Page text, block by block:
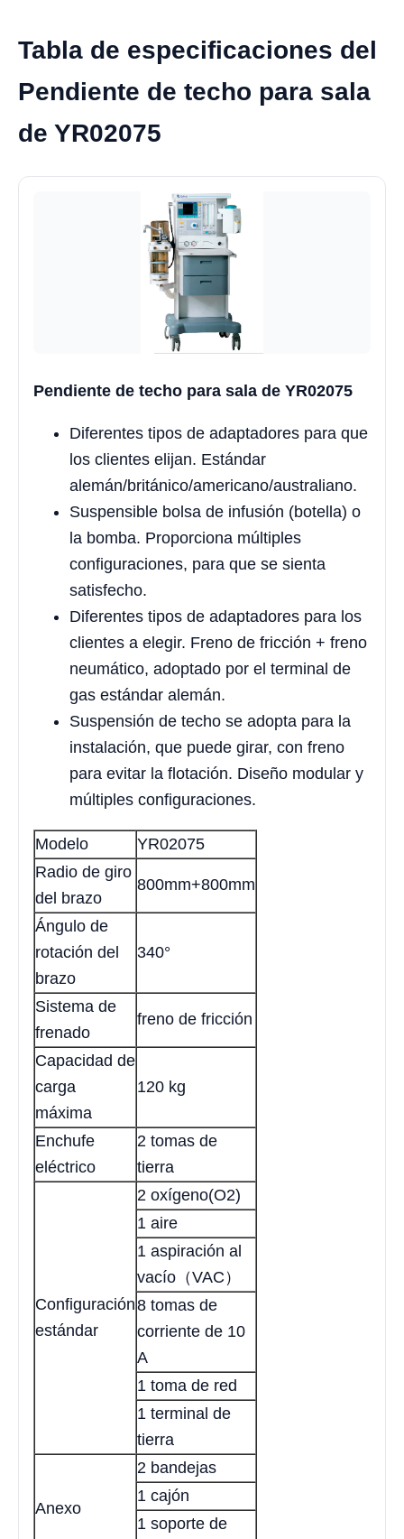
Tabla de especificaciones del
Pendiente de techo para sala
de YR02075
Pendiente de techo para sala de YR02075
Diferentes tipos de adaptadores para que
los clientes elijan. Estándar
alemán/británico/americano/australiano.
Suspensible bolsa de infusión (botella) o
la bomba. Proporciona múltiples
configuraciones, para que se sienta
satisfecho.
Diferentes tipos de adaptadores para los
clientes a elegir. Freno de fricción + freno
neumático, adoptado por el terminal de
gas estándar alemán.
Suspensión de techo se adopta para la
instalación, que puede girar, con freno
para evitar la flotación. Diseño modular y
múltiples configuraciones.
Modelo
YR02075
Radio de giro
del brazo
800mm+800mm
Ángulo de
rotación del
brazo
340°
Sistema de
frenado
freno de fricción
Capacidad de
carga
máxima
120 kg
Enchufe
eléctrico
2 tomas de
tierra
Configuración
estándar
2 oxígeno(O2)
1 aire
1 aspiración al
vacío（VAC）
8 tomas de
corriente de 10
A
1 toma de red
1 terminal de
tierra
Anexo
2 bandejas
1 cajón
1 soporte de